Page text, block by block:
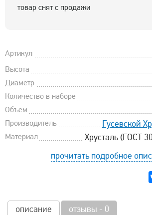
товар снят с продажи
Артикул
Высота
Диаметр
Количество в наборе
Объем
Производитель Гусевской
Материал
Хрусталь (ГОСТ
прочитать подробное
описание отзывы - 0